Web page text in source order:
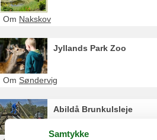
Om Nakskov
Jyllands Park Zoo
Om Søndervig
Abildå Brunkulsleje
Samtykke